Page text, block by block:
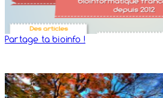
Partage ta bioinfo !